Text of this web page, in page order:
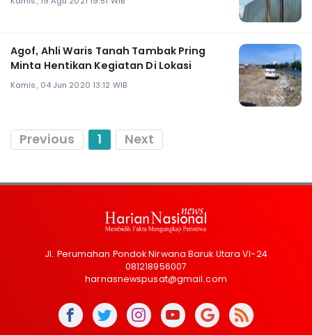
Agof, Ahli Waris Tanah Tambak Pring
Minta Hentikan Kegiatan Di Lokasi
Kamis, 04 Jun 2020 13:12 WIB
Previous 1 Next
Jl. Perumahan Pondok Nirwana Baruk Utara VI-24
081218956007
harnasnewspusat@gmail.com